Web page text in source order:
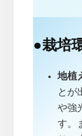
●栽培
地植
とが
や強
す。